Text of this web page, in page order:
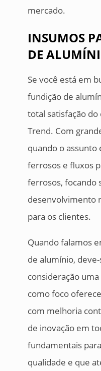
mercado.
INSUMOS
DE
Se você está em
fundição de
total satisfação
Trend. Com
quando o assunto
ferrosos e fluxos
ferrosos, focando
desenvolvimento
para os clientes.
Quando falamos
de alumínio,
consideração
como foco
com melhoria
de inovação em
fundamentais
qualidade e que